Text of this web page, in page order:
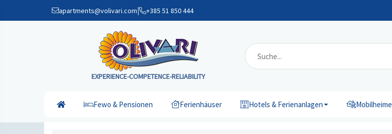
apartments@volivari.com| +385 51 850 444
EXPERIENCE-COMPETENCE-RELIABILITY
Fewo & Pensionen Ferienhäuser Hotels & Ferienanlagen Mobilheime